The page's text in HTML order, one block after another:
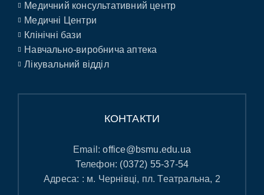
Медичний консультативний центр
Медичні Центри
Клінічні бази
Навчально-виробнича аптека
Лікувальний відділ
КОНТАКТИ
Email:office@bsmu.edu.ua
Телефон: (0372) 55-37-54
Адреса: : м. Чернівці, пл. Театральна, 2